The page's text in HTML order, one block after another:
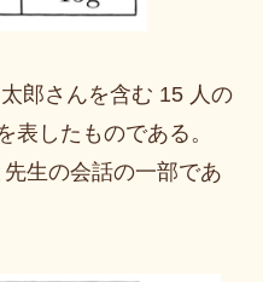
郎さんを含む 15 人の
表したものである。
生の会話の一部であ